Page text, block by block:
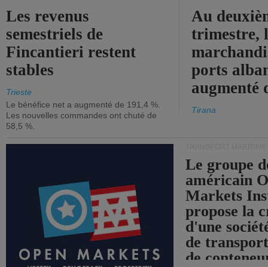
Les revenus
semestriels de
Fincantieri restent
stables
Trieste
Le bénéfice net a augmenté de 191,4 %.
Les nouvelles commandes ont chuté de
58,5 %.
Au
trimestre,
ports
augmenté
Tirana
Le groupe
américain
Markets
propose la
d'une
de
de